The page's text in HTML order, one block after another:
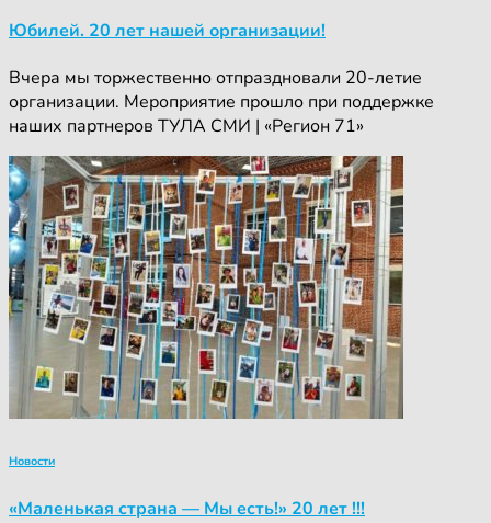
Юбилей. 20 лет нашей организации!
Вчера мы торжественно отпраздновали 20-летие
организации. Мероприятие прошло при поддержке
наших партнеров ТУЛА СМИ | «Регион 71»
Новости
«Маленькая страна — Мы есть!» 20 лет !!!